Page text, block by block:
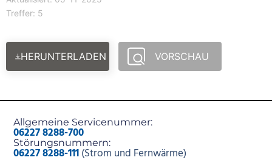
Treffer: 5
HERUNTERLADEN VORSCHAU
Allgemeine Servicenummer:
06227 8288-700
Störungsnummern:
06227 8288-111(Strom und Fernwärme)